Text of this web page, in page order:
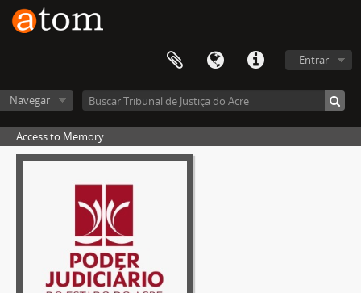
Entrar
Navegar
Access to Memory
[Fundo] Tribunal de Justiça do Estado do Acre
[Seção] Processamento e Julgamento de ações relativas ao direito civil
[Subseção] Processar e julgar autos relativos às obrigações
[Séries] Processos de adimplemento e extinção por pagamento
[Processo] Processo de Pagamento nº 01
[Processo] Processo de Pagamento nº 02